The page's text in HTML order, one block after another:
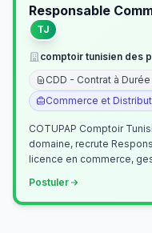
Responsable
TJ
comptoir tunisien des
CDD - Contrat à
Commerce et
COTUPAP Comptoir
domaine, recrute Responsable Commercial Titulaire d’une
licence en commerce,
Postuler